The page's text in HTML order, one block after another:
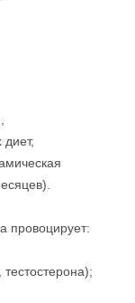
провоцирует: